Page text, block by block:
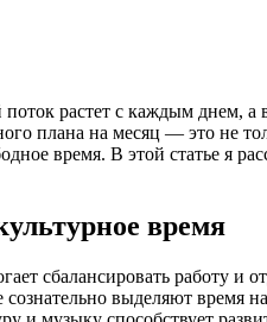
растет с каждым днем, а
плана на месяц — это не
время. В этой статье я
время
сбалансировать работу
выделяют время